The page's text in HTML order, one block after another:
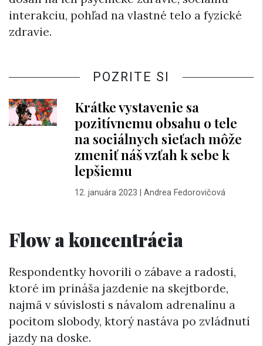
interakciu, pohľad na vlastné telo a fyzické
zdravie.
POZRITE SI
Krátke vystavenie sa
pozitívnemu obsahu o tele
na sociálnych sieťach môže
zmeniť náš vzťah k sebe k
lepšiemu
12. januára 2023 Andrea Fedorovičová
Flow a koncentrácia
Respondentky hovorili o zábave a radosti,
ktoré im prináša jazdenie na skejtborde,
najmä v súvislosti s návalom adrenalínu a
pocitom slobody, ktorý nastáva po zvládnutí
jazdy na doske.